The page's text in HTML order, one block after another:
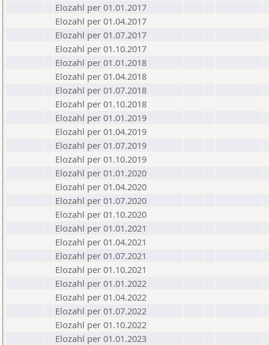
Elozahl per 01.01.2017
Elozahl per 01.04.2017
Elozahl per 01.07.2017
Elozahl per 01.10.2017
Elozahl per 01.01.2018
Elozahl per 01.04.2018
Elozahl per 01.07.2018
Elozahl per 01.10.2018
Elozahl per 01.01.2019
Elozahl per 01.04.2019
Elozahl per 01.07.2019
Elozahl per 01.10.2019
Elozahl per 01.01.2020
Elozahl per 01.04.2020
Elozahl per 01.07.2020
Elozahl per 01.10.2020
Elozahl per 01.01.2021
Elozahl per 01.04.2021
Elozahl per 01.07.2021
Elozahl per 01.10.2021
Elozahl per 01.01.2022
Elozahl per 01.04.2022
Elozahl per 01.07.2022
Elozahl per 01.10.2022
Elozahl per 01.01.2023